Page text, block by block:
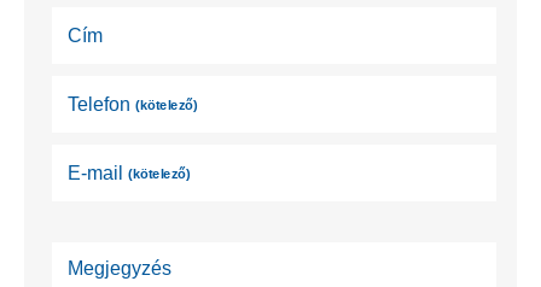
Cím
Telefon (kötelező)
E-mail (kötelező)
Megjegyzés